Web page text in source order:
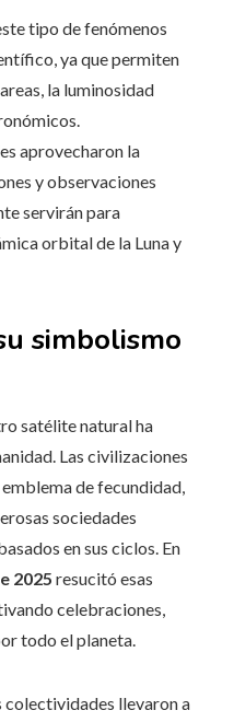
tipo de fenómenos
ya que permiten
la luminosidad
aprovecharon la
y observaciones
servirán para
orbital de la Luna y
simbolismo
satélite natural ha
Las civilizaciones
de fecundidad,
sociedades
en sus ciclos. En
2025 resucitó esas
celebraciones,
todo el planeta.
colectividades llevaron a